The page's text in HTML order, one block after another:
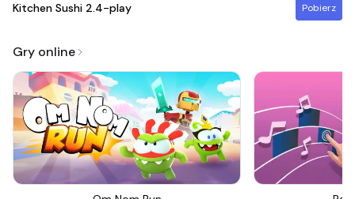
Kitchen Sushi 2.4-play Pobierz
Gry online